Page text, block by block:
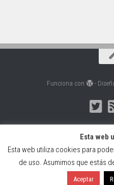
Funciona con -
Web creada, alojada y
Visítanos enhttps://
nosotros en
Esta web
Esta web utiliza cookies para
de uso. Asumimos que estás
Aceptar